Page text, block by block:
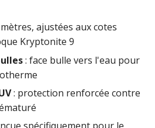
mètres, ajustées aux cotes
Kryptonite 9
: face bulle vers l'eau pour
: protection renforcée contre